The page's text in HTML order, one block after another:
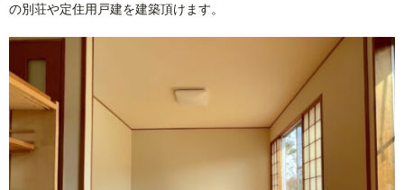
の別荘や定住用戸建を建築頂けます。